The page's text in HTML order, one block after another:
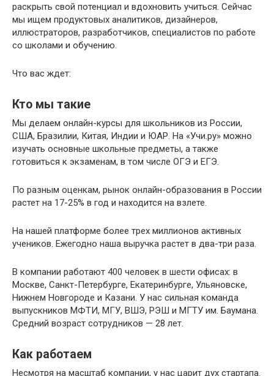
раскрыть свой потенциал и вдохновить учиться. Сейчас
мы ищем продуктовых аналитиков, дизайнеров,
иллюстраторов, разработчиков, специалистов по работе
со школами и обучению.
Что вас ждет:
Кто мы такие
Мы делаем онлайн-курсы для школьников из России,
США, Бразилии, Китая, Индии и ЮАР. На «Учи.ру» можно
изучать основные школьные предметы, а также
готовиться к экзаменам, в том числе ОГЭ и ЕГЭ.
По разным оценкам, рынок онлайн-образования в России
растет на 17-25% в год и находится на взлете.
На нашей платформе более трех миллионов активных
учеников. Ежегодно наша выручка растет в два-три раза.
В компании работают 400 человек в шести офисах: в
Москве, Санкт-Петербурге, Екатеринбурге, Ульяновске,
Нижнем Новгороде и Казани. У нас сильная команда
выпускников МФТИ, МГУ, ВШЭ, РЭШ и МГТУ им. Баумана.
Средний возраст сотрудников — 28 лет.
Как работаем
Несмотря на масштаб компании, у нас царит дух стартапа.